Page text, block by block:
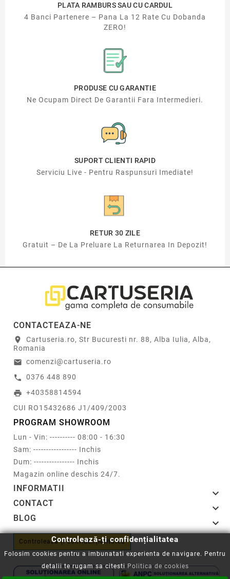
PLATA RAMBURS SAU CU CARDUL
4 Banci Partenere – Pana La 12 Rate Cu Dobanda
ZERO!
PRODUSE CU GARANTIE
Ne Ocupam Direct De Garantii Fara Intermedieri.
SUPORT CLIENTI RAPID
Serviciu Live - Pentru Raspunsuri Imediate!
RETUR 30 ZILE
Gratuit – De La Preluare La Returnarea In Depozit!
CONTACTEAZA-NE
location_on
Cartuseria.ro, Str Bucuresti nr. 88, Alba Iulia, Alba,
Romania
email comenzi@cartuseria.ro
call 0376 448 890
print +40358814594
CUI RO15432686 J1/409/2003
PROGRAM SHOWROOM
Lun - Vin: ---------- 08:00 - 16:30
Sam: ----------------- Inchis
Dum: ---------------- Inchis
Magazin online deschis 24/7.
INFORMATII 
CONTACT 
BLOG 
Controlează-ți confidențialitatea
Controlează-ți confidențialitatea
Folosim cookies pentru a imbunatati experienta de navigare. Pentru
detalii te rugam sa citestiPolitica de cookies